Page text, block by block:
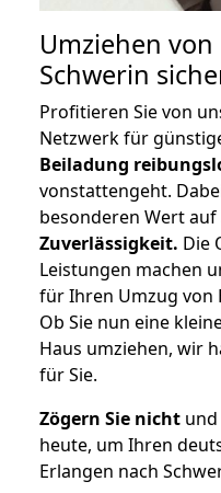
Umziehen von
Schwerin
Profitieren Sie von
Netzwerk für
Beiladung
vonstattengeht.
besonderen Wert auf
Zuverlässigkeit. Die
Leistungen machen
für Ihren Umzug von
Ob Sie nun eine
Haus umziehen, wir
für Sie.
Zögern Sie nicht
heute, um Ihren
Erlangen nach